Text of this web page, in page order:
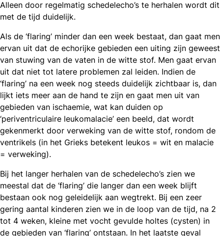
Alleen door regelmatig schedelecho’s te herhalen wordt dit
met de tijd duidelijk.
Als de ‘flaring’ minder dan een week bestaat, dan gaat men
ervan uit dat de echorijke gebieden een uiting zijn geweest
van stuwing van de vaten in de witte stof. Men gaat ervan
uit dat niet tot latere problemen zal leiden. Indien de
‘flaring’ na een week nog steeds duidelijk zichtbaar is, dan
lijkt iets meer aan de hand te zijn en gaat men uit van
gebieden van ischaemie, wat kan duiden op
‘periventriculaire leukomalacie’ een beeld, dat wordt
gekenmerkt door verweking van de witte stof, rondom de
ventrikels (in het Grieks betekent leukos = wit en malacie
= verweking).
Bij het langer herhalen van de schedelecho’s zien we
meestal dat de ‘flaring’ die langer dan een week blijft
bestaan ook nog geleidelijk aan wegtrekt. Bij een zeer
gering aantal kinderen zien we in de loop van de tijd, na 2
tot 4 weken, kleine met vocht gevulde holtes (cysten) in
de gebieden van ‘flaring’ ontstaan. In het laatste geval